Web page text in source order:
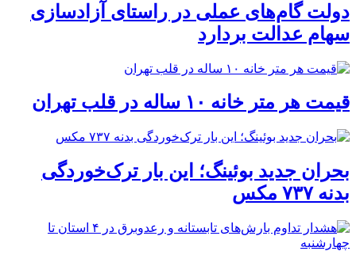
دولت گام‌های عملی در راستای آزادسازی
سهام عدالت بردارد
قیمت هر متر خانه ۱۰ ساله در قلب تهران
بحران جدید بوئینگ؛ این بار ترک‌خوردگی
بدنه ۷۳۷ مکس